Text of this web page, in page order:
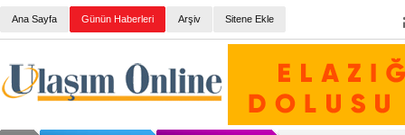
Ana Sayfa Günün Haberleri Arşiv Sitene Ekle
Galataport